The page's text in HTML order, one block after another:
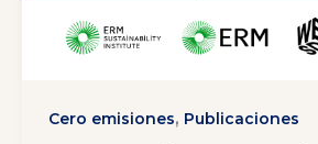
Cero emisiones, Publicaciones